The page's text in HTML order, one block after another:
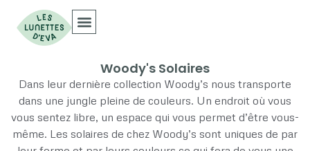
Woody's Solaires
Dans leur dernière collection Woody’s nous transporte
dans une jungle pleine de couleurs. Un endroit où vous
vous sentez libre, un espace qui vous permet d’être vous-
même. Les solaires de chez Woody’s sont uniques de par